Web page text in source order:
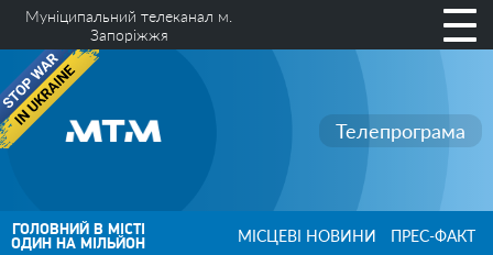
Муніципальний телеканал м.
Запоріжжя
Телепрограма
ГОЛОВНИЙ В МІСТІ
ОДИН НА МІЛЬЙОН МІСЦЕВІ НОВИНИ ПРЕС-ФАКТ